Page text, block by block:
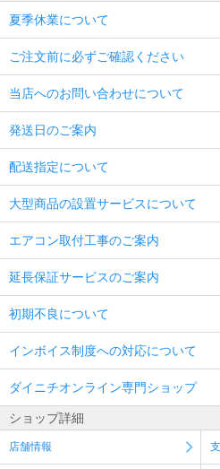
夏季休業について
ご注文前に必ずご確認ください
当店へのお問い合わせについて
発送日のご案内
配送指定について
大型商品の設置サービスについて
エアコン取付工事のご案内
延長保証サービスのご案内
初期不良について
インボイス制度への対応について
ダイニチオンライン専門ショップ
ショップ詳細
店舗情報